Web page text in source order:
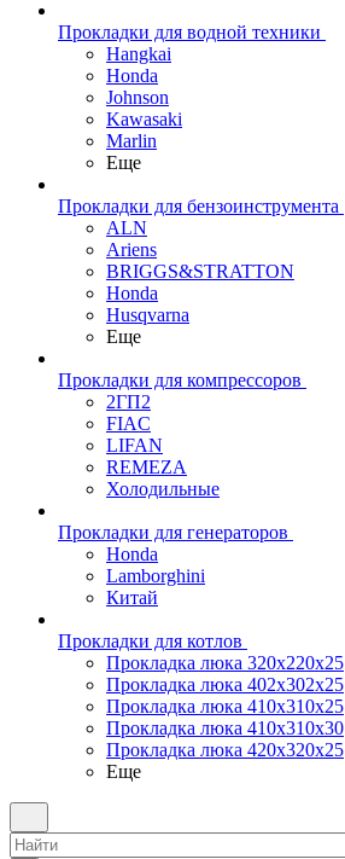
Прокладки для водной техники
Hangkai
Honda
Johnson
Kawasaki
Marlin
Еще
Прокладки для бензоинструмента
ALN
Ariens
BRIGGS&STRATTON
Honda
Husqvarna
Еще
Прокладки для компрессоров
2ГП2
FIAC
LIFAN
REMEZA
Холодильные
Прокладки для генераторов
Honda
Lamborghini
Китай
Прокладки для котлов
Прокладка люка 320x220x25
Прокладка люка 402x302x25
Прокладка люка 410x310x25
Прокладка люка 410х310х30
Прокладка люка 420x320x25
Еще